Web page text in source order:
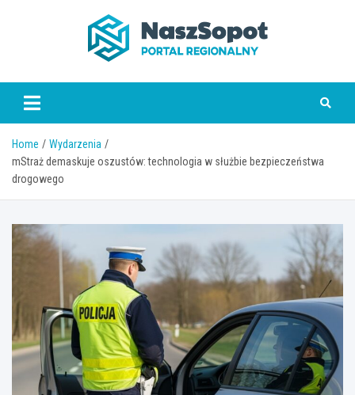
www.naszsopot.pl
Home
Wydarzenia
mStraż demaskuje oszustów: technologia w służbie bezpieczeństwa
drogowego